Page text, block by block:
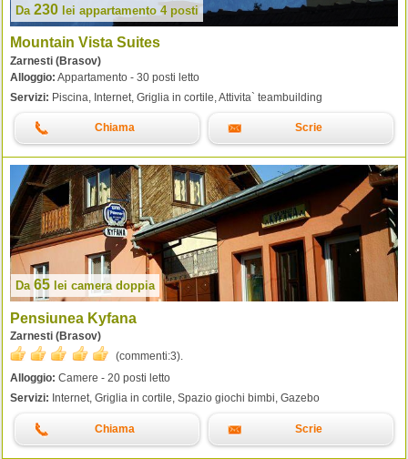
Da 230 lei appartamento 4 posti
Mountain Vista Suites
Zarnesti (Brasov)
Alloggio: Appartamento - 30 posti letto
Servizi: Piscina, Internet, Griglia in cortile, Attivita` teambuilding
Chiama Scrie
Da 65 lei camera doppia
Pensiunea Kyfana
Zarnesti (Brasov)
(commenti:3).
Alloggio: Camere - 20 posti letto
Servizi: Internet, Griglia in cortile, Spazio giochi bimbi, Gazebo
Chiama Scrie